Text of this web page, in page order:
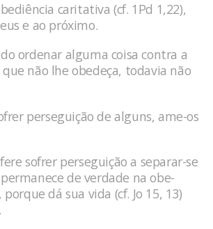
caritativa (cf. 1Pd 1,22),
e ao próximo.
ordenar alguma coisa contra a
não lhe obedeça, todavia não
perseguição de al­guns, ame-os
so­frer perseguição a separar-se
de verdade na obe­
dá sua vida (cf. Jo 15, 13)